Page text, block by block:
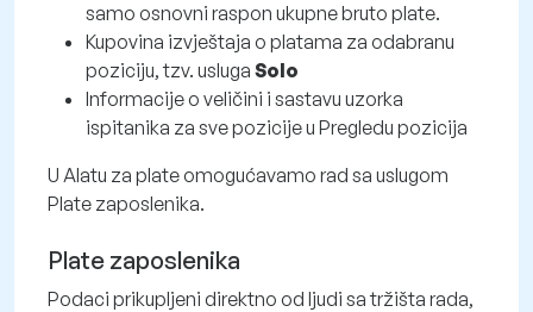
samo osnovni raspon ukupne bruto plate.
Kupovina izvještaja o platama za odabranu
poziciju, tzv. usluga Solo
Informacije o veličini i sastavu uzorka
ispitanika za sve pozicije u Pregledu pozicija
U Alatu za plate omogućavamo rad sa uslugom
Plate zaposlenika.
Plate zaposlenika
Podaci prikupljeni direktno od ljudi sa tržišta rada,